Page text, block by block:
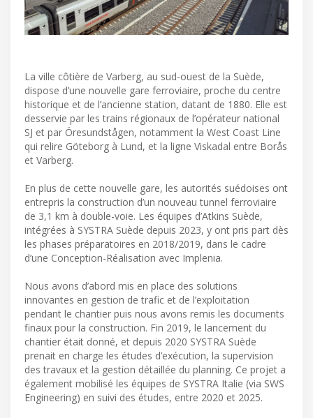
La ville côtière de Varberg, au sud-ouest de la Suède,
dispose d’une nouvelle gare ferroviaire, proche du centre
historique et de l’ancienne station, datant de 1880. Elle est
desservie par les trains régionaux de l’opérateur national
SJ et par Öresundstågen, notamment la West Coast Line
qui relire Göteborg à Lund, et la ligne Viskadal entre Borås
et Varberg.
En plus de cette nouvelle gare, les autorités suédoises ont
entrepris la construction d’un nouveau tunnel ferroviaire
de 3,1 km à double-voie. Les équipes d’Atkins Suède,
intégrées à SYSTRA Suède depuis 2023, y ont pris part dès
les phases préparatoires en 2018/2019, dans le cadre
d’une Conception-Réalisation avec Implenia.
Nous avons d’abord mis en place des solutions
innovantes en gestion de trafic et de l’exploitation
pendant le chantier puis nous avons remis les documents
finaux pour la construction. Fin 2019, le lancement du
chantier était donné, et depuis 2020 SYSTRA Suède
prenait en charge les études d’exécution, la supervision
des travaux et la gestion détaillée du planning. Ce projet a
également mobilisé les équipes de SYSTRA Italie (via SWS
Engineering) en suivi des études, entre 2020 et 2025.